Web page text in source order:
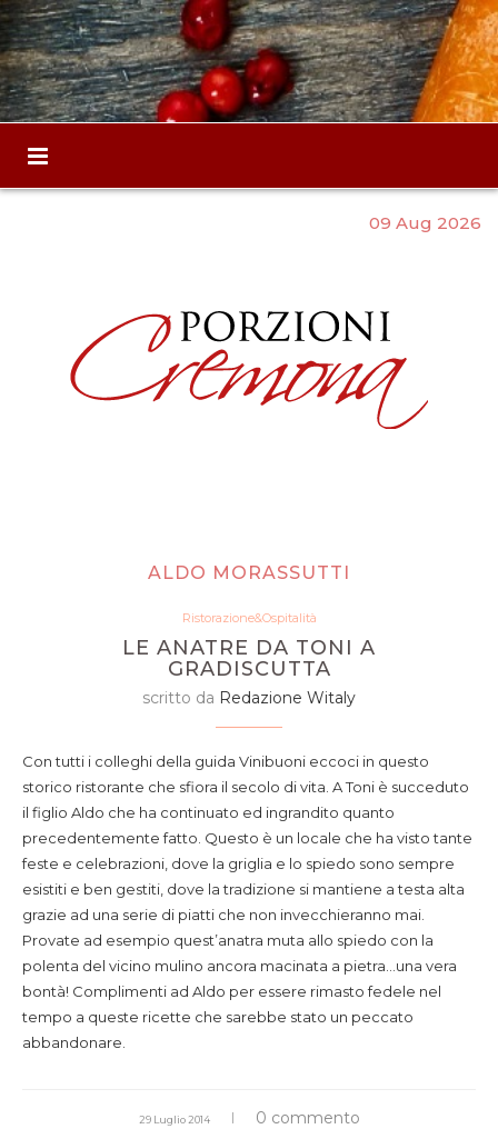
09 Aug 2026
ALDO MORASSUTTI
Ristorazione&Ospitalità
LE ANATRE DA TONI A
GRADISCUTTA
scritto da Redazione Witaly
Con tutti i colleghi della guida Vinibuoni eccoci in questo
storico ristorante che sfiora il secolo di vita. A Toni è succeduto
il figlio Aldo che ha continuato ed ingrandito quanto
precedentemente fatto. Questo è un locale che ha visto tante
feste e celebrazioni, dove la griglia e lo spiedo sono sempre
esistiti e ben gestiti, dove la tradizione si mantiene a testa alta
grazie ad una serie di piatti che non invecchieranno mai.
Provate ad esempio quest’anatra muta allo spiedo con la
polenta del vicino mulino ancora macinata a pietra…una vera
bontà! Complimenti ad Aldo per essere rimasto fedele nel
tempo a queste ricette che sarebbe stato un peccato
abbandonare.
29 Luglio 2014 0 commento